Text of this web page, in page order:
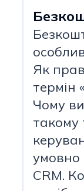
Як
термін
Чому
такому
умовно
CRM.